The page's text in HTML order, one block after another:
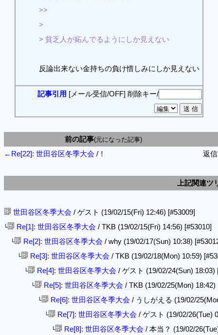
>>
>
> 貧乏人が妬んでるようにしか見えない
反論出来ない金持ちの負け惜しみにしか見えない
記事引用 [メール受信/OFF] 削除キー/
前の記事(元になった記事)
←Re[22]: 世田谷区冬季大会 /！ 返
上記関連ツ
世田谷区冬季大会 / ゲスト (19/02/15(Fri) 12:46) [#53009]
└ Re[1]: 世田谷区冬季大会 / TKB (19/02/15(Fri) 14:56) [#53010]
└ Re[2]: 世田谷区冬季大会 / why (19/02/17(Sun) 10:38)
└ Re[3]: 世田谷区冬季大会 / TKB (19/02/18(Mon) 10:59)
└ Re[4]: 世田谷区冬季大会 / ゲスト (19/02/24(Sun) 18:03)
└ Re[5]: 世田谷区冬季大会 / TKB (19/02/25(Mon) 18:42)
└ Re[6]: 世田谷区冬季大会 / うしがえる (19/02/
└ Re[7]: 世田谷区冬季大会 / ゲスト (19/02/26(Tue)
└ Re[8]: 世田谷区冬季大会 / 本当？ (19/02/